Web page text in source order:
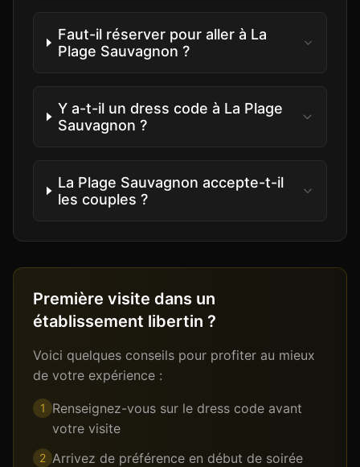
Faut-il réserver pour aller à La
Plage Sauvagnon ?
Y a-t-il un dress code à La Plage
Sauvagnon ?
La Plage Sauvagnon accepte-t-il
les couples ?
Première visite dans un
établissement libertin ?
Voici quelques conseils pour profiter au mieux
de votre expérience :
1
Renseignez-vous sur le dress code avant
votre visite
2 Arrivez de préférence en début de soirée